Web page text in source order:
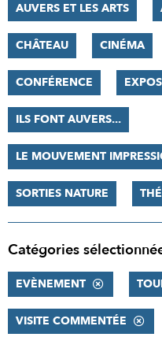
AUVERS ET LES ARTS
CHÂTEAU CINÉMA
CONFÉRENCE
ILS FONT AUVERS...
LE MOUVEMENT
SORTIES NATURE
Catégories
EVÈNEMENT
VISITE COMMENTÉE